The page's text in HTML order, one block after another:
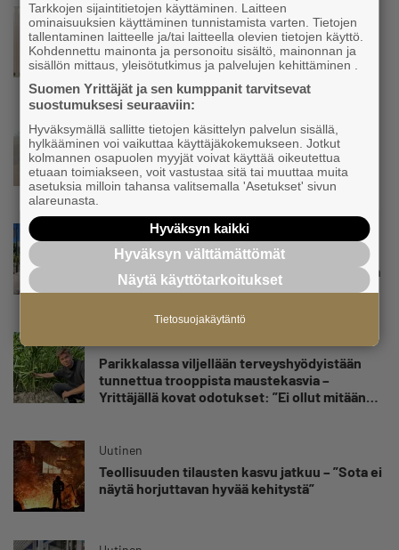
Uutinen
Jarkko Koskinen hankinta- ja
omistajanvaihdosneuvojaksi Varsinais-
Suomen Yrittäjiin
Uutinen
Varsinais-Suomen Yrittäjät: YEL-
uudistuksen suunta oikea – reaaliaikaiset
tulotiedot mukaan valmisteluun ja laskuri
romukoppaan
Viljelijä huolissaan sikaruton
pelkovaikutuksesta, peräänkuuluttaa malttia
– ”Mitä jos ei ylireagoida eikä vääristellä”
Parikkalassa viljellään terveyshyödyistään
tunnettua trooppista maustekasvia –
Yrittäjällä kovat odotukset: ”Ei ollut mitään
Uutinen
Teollisuuden tilausten kasvu jatkuu – ”Sota ei
näytä horjuttavan hyvää kehitystä”
Tarkkojen sijaintitietojen käyttäminen. Laitteen
ominaisuuksien käyttäminen tunnistamista varten. Tietojen
tallentaminen laitteelle ja/tai laitteella olevien tietojen käyttö.
Kohdennettu mainonta ja personoitu sisältö, mainonnan ja
sisällön mittaus, yleisötutkimus ja palvelujen kehittäminen .
Suomen Yrittäjät ja sen kumppanit tarvitsevat
suostumuksesi seuraaviin:
Hyväksymällä sallitte tietojen käsittelyn palvelun sisällä,
hylkääminen voi vaikuttaa käyttäjäkokemukseen. Jotkut
kolmannen osapuolen myyjät voivat käyttää oikeutettua
etuaan toimiakseen, voit vastustaa sitä tai muuttaa muita
asetuksia milloin tahansa valitsemalla 'Asetukset' sivun
alareunasta.
Hyväksyn kaikki
Hyväksyn välttämättömät
Näytä käyttötarkoitukset
Tietosuojakäytäntö